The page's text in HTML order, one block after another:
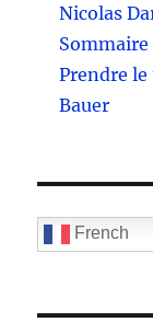
Nicolas
Prendre
Bauer
French